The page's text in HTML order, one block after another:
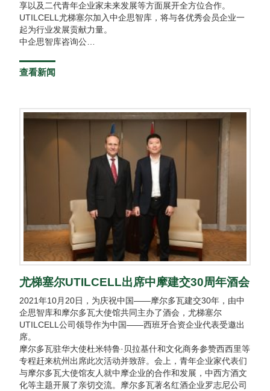
享以及二代青年企业家未来发展等方面展开全方位合作。
UTILCELL尤梯塞尔加入中企思智库，将与各优秀会员企业一
起为行业发展贡献力量。
中企思智库咨询公…
查看新闻
尤梯塞尔UTILCELL出席中摩建交30周年酒会
2021年10月20日，为庆祝中国——摩尔多瓦建交30年，由中
企思智库和摩尔多瓦大使馆共同主办了酒会，尤梯塞尔
UTILCELL公司领导作为中国——西班牙合资企业代表受邀出
席。
摩尔多瓦驻华大使杜米特鲁·贝拉基什和文化商务参赞西西里等
专程赶来杭州出席此次活动并致辞。会上，青年企业家代表们
与摩尔多瓦大使馆友人就中摩企业的合作和发展，中西方酒文
化等主题开展了亲切交流。摩尔多瓦著名红酒企业罗志尼公司